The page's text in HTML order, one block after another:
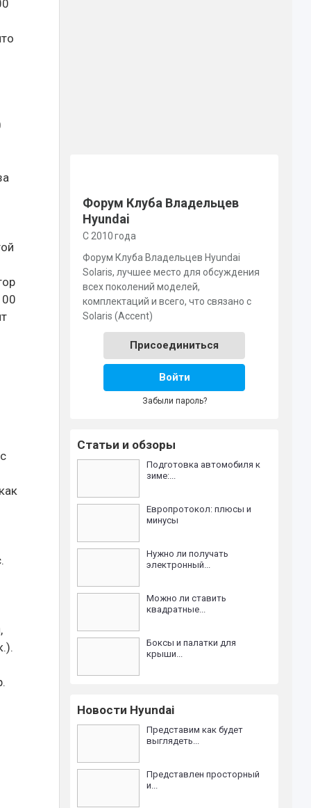
Форум Клуба Владельцев
Hyundai
С 2010 года
Форум Клуба Владельцев Hyundai
Solaris, лучшее место для обсуждения
всех поколений моделей,
комплектаций и всего, что связано с
Solaris (Accent)
Присоединиться
Войти
Забыли пароль?
Статьи и обзоры
Подготовка автомобиля к
зиме:...
Европротокол: плюсы и
минусы
Нужно ли получать
электронный...
Можно ли ставить
квадратные...
Боксы и палатки для
крыши...
Новости Hyundai
Представим как будет
выглядеть...
Представлен просторный
и...